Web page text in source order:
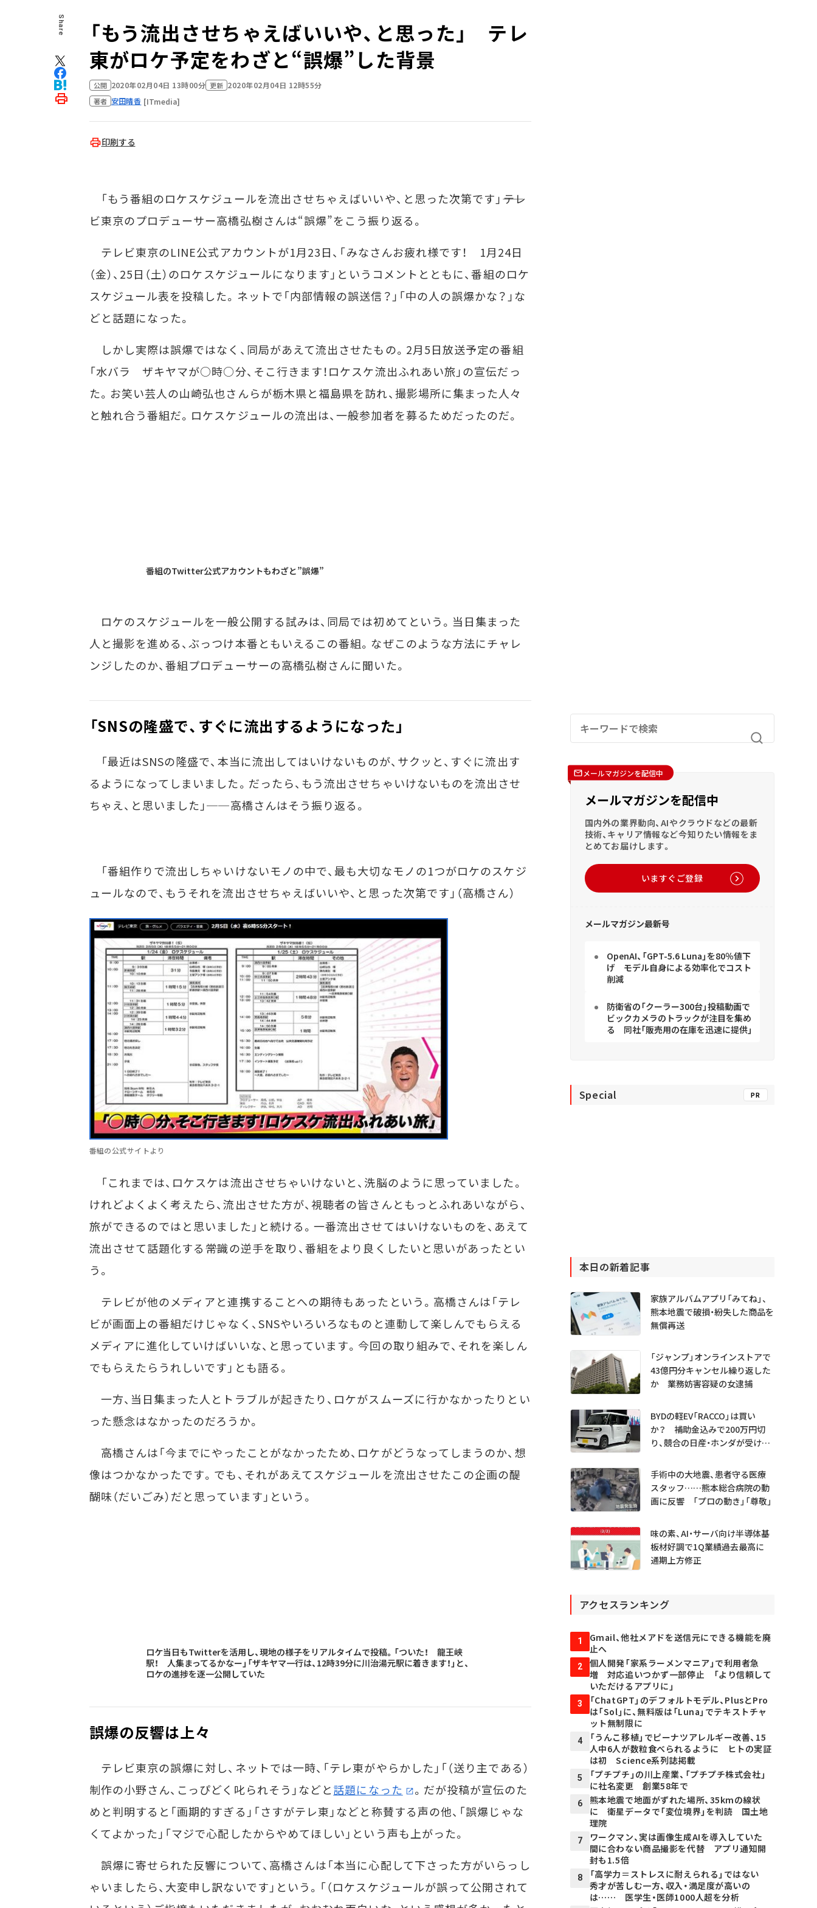
Share
「もう流出させちゃえばいいや、と思った」 テレ
東がロケ予定をわざと“誤爆”した背景
公開 2020年02月04日 13時00分 更新 2020年02月04日 12時55分
著者 安田晴香 [ITmedia]
印刷する
「もう番組のロケスケジュールを流出させちゃえばいいや、と思った次第です」――テレ
ビ東京のプロデューサー高橋弘樹さんは“誤爆”をこう振り返る。
テレビ東京のLINE公式アカウントが1月23日、「みなさんお疲れ様です！ 1月24日
（金）、25日（土）のロケスケジュールになります」というコメントとともに、番組のロケ
スケジュール表を投稿した。ネットで「内部情報の誤送信？」「中の人の誤爆かな？」な
どと話題になった。
しかし実際は誤爆ではなく、同局があえて流出させたもの。2月5日放送予定の番組
「水バラ ザキヤマが○時○分、そこ行きます！ロケスケ流出ふれあい旅」の宣伝だっ
た。お笑い芸人の山崎弘也さんらが栃木県と福島県を訪れ、撮影場所に集まった人々
と触れ合う番組だ。ロケスケジュールの流出は、一般参加者を募るためだったのだ。
番組のTwitter公式アカウントもわざと”誤爆”
ロケのスケジュールを一般公開する試みは、同局では初めてという。当日集まった
人と撮影を進める、ぶっつけ本番ともいえるこの番組。なぜこのような方法にチャレ
ンジしたのか、番組プロデューサーの高橋弘樹さんに聞いた。
「SNSの隆盛で、すぐに流出するようになった」
「最近はSNSの隆盛で、本当に流出してはいけないものが、サクッと、すぐに流出す
るようになってしまいました。だったら、もう流出させちゃいけないものを流出させ
ちゃえ、と思いました」──高橋さんはそう振り返る。
「番組作りで流出しちゃいけないモノの中で、最も大切なモノの1つがロケのスケジ
ュールなので、もうそれを流出させちゃえばいいや、と思った次第です」（高橋さん）
番組の公式サイトより
「これまでは、ロケスケは流出させちゃいけないと、洗脳のように思っていました。
けれどよくよく考えたら、流出させた方が、視聴者の皆さんともっとふれあいながら、
旅ができるのではと思いました」と続ける。一番流出させてはいけないものを、あえて
流出させて話題化する――常識の逆手を取り、番組をより良くしたいと思いがあったとい
う。
テレビが他のメディアと連携することへの期待もあったという。高橋さんは「テレ
ビが画面上の番組だけじゃなく、SNSやいろいろなものと連動して楽しんでもらえる
メディアに進化していけばいいな、と思っています。今回の取り組みで、それを楽しん
でもらえたらうれしいです」とも語る。
一方、当日集まった人とトラブルが起きたり、ロケがスムーズに行かなかったりとい
った懸念はなかったのだろうか。
高橋さんは「今までにやったことがなかったため、ロケがどうなってしまうのか、想
像はつかなかったです。でも、それがあえてスケジュールを流出させたこの企画の醍
醐味（だいごみ）だと思っています」という。
ロケ当日もTwitterを活用し、現地の様子をリアルタイムで投稿。「ついた！ 龍王峡
駅！ 人集まってるかなー」「ザキヤマ一行は、12時39分に川治湯元駅に着きます！」と、
ロケの進捗を逐一公開していた
誤爆の反響は上々
テレビ東京の誤爆に対し、ネットでは一時、「テレ東がやらかした」「（送り主である）
制作の小野さん、こっぴどく叱られそう」などと話題になった
。だが投稿が宣伝のた
めと判明すると「画期的すぎる」「さすがテレ東」などと称賛する声の他、「誤爆じゃな
くてよかった」「マジで心配したからやめてほしい」という声も上がった。
誤爆に寄せられた反響について、高橋さんは「本当に心配して下さった方がいらっし
ゃいましたら、大変申し訳ないです」という。「（ロケスケジュールが誤って公開されて
メールマガジンを配信中
メールマガジンを配信中
国内外の業界動向、AIやクラウドなどの最新
技術、キャリア情報など今知りたい情報をま
とめてお届けします。
いますぐご登録
メールマガジン最新号
OpenAI、「GPT-5.6 Luna」を80％値下
げ モデル自身による効率化でコスト
削減
防衛省の「クーラー300台」投稿動画で
ビックカメラのトラックが注目を集め
る 同社「販売用の在庫を迅速に提供」
Special PR
本日の新着記事
家族アルバムアプリ「みてね」、
熊本地震で破損・紛失した商品を
無償再送
「ジャンプ」オンラインストアで
43億円分キャンセル繰り返した
か 業務妨害容疑の女逮捕
BYDの軽EV「RACCO」は買い
か？ 補助金込みで200万円切
り、競合の日産・ホンダが受ける
手術中の大地震、患者守る医療
スタッフ……熊本総合病院の動
画に反響 「プロの動き」「尊敬」
味の素、AI・サーバ向け半導体基
板材好調で1Q業績過去最高に
通期上方修正
アクセスランキング
1
Gmail、他社メアドを送信元にできる機能を廃
止へ
2
個人開発「家系ラーメンマニア」で利用者急
増 対応追いつかず一部停止 「より信頼して
いただけるアプリに」
3
「ChatGPT」のデフォルトモデル、PlusとPro
は「Sol」に、無料版は「Luna」でテキストチャ
ット無制限に
4
「うんこ移植」でピーナツアレルギー改善、15
人中6人が数粒食べられるように ヒトの実証
は初 Science系列誌掲載
5
「プチプチ」の川上産業、「プチプチ株式会社」
に社名変更 創業58年で
6
熊本地震で地面がずれた場所、35kmの線状
に 衛星データで「変位境界」を判読 国土地
理院
7
ワークマン、実は画像生成AIを導入していた
間に合わない商品撮影を代替 アプリ通知開
封も1.5倍
8
「高学力＝ストレスに耐えられる」ではない
秀才が苦しむ一方、収入・満足度が高いの
は…… 医学生・医師1000人超を分析